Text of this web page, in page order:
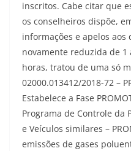
inscritos. Cabe citar que
os conselheiros dispõe,
informações e apelos aos
novamente reduzida de 1
horas, tratou de uma só
02000.013412/2018-72 –
Estabelece a Fase
Programa de Controle da
e Veículos similares –
emissões de gases